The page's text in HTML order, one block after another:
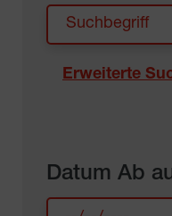
Erweiterte
Datum Ab